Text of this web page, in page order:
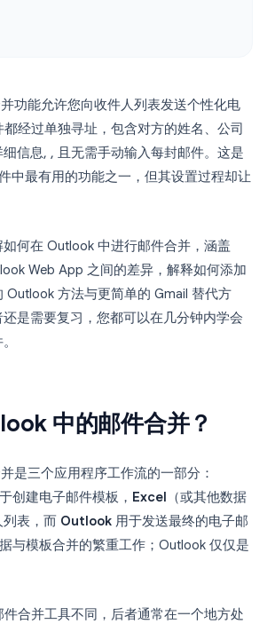
功能允许您向收件人列表发送个性化电
经过单独寻址，包含对方的姓名、公司
信息, , 且无需手动输入每封邮件。这是
中最有用的功能之一，但其设置过程却让
何在 Outlook 中进行邮件合并，涵盖
Web App 之间的差异，解释如何添加
Outlook 方法与更简单的 Gmail 替代方
是需要复习，您都可以在几分钟内学会
中的邮件合并？
是三个应用程序工作流的一部分：
创建电子邮件模板， Excel
（或其他数据
表，而 Outlook 用于发送最终的电子邮
与模板合并的繁重工作；Outlook 仅仅是
合并工具不同，后者通常在一个地方处